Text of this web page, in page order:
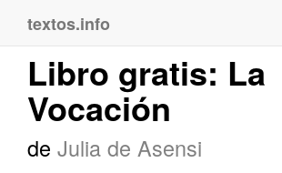
textos.info
Libro gratis: La
Vocación
de Julia de Asensi